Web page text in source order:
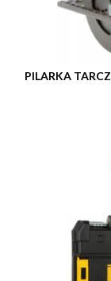
PILARKA TARCZOWA AKUMULATOROWA 184MM XR 18V